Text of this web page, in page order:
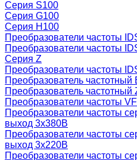
Серия S100
Серия G100
Серия H100
Преобразователи частоты
Преобразователи частоты
Серия Z
Преобразователи частоты
Преобразователь частотный
Преобразователь частотный
Преобразователи частоты
Преобразователи частоты
выход 3х380В
Преобразователи частоты
выход 3х220В
Преобразователи частоты